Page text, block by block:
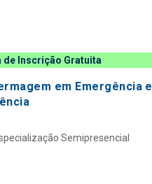
de Inscrição Gratuita
em Emergência e
Semipresencial